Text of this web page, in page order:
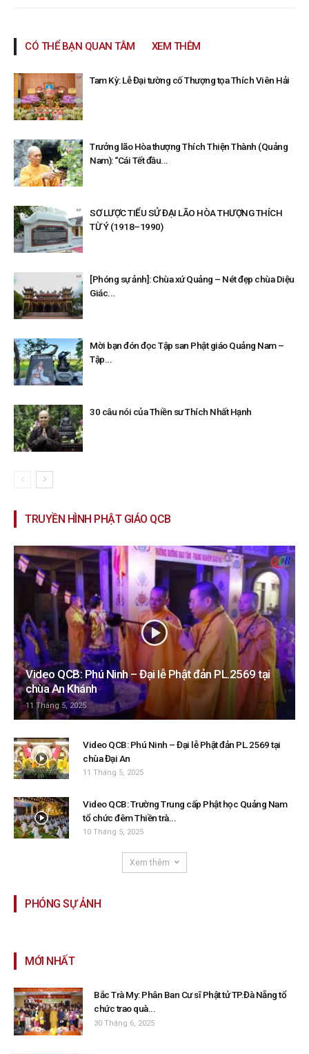
CÓ THỂ BẠN QUAN TÂM XEM THÊM
Tam Kỳ: Lễ Đại tường cố Thượng tọa Thích Viên Hải
Trưởng lão Hòa thượng Thích Thiện Thành (Quảng
Nam): “Cái Tết đầu...
SƠ LƯỢC TIỂU SỬ ĐẠI LÃO HÒA THƯỢNG THÍCH
TỪ Ý (1918–1990)
[Phóng sự ảnh]: Chùa xứ Quảng – Nét đẹp chùa Diệu
Giác...
Mời bạn đón đọc Tập san Phật giáo Quảng Nam –
Tập...
30 câu nói của Thiền sư Thích Nhất Hạnh
TRUYỀN HÌNH PHẬT GIÁO QCB
Video QCB: Phú Ninh – Đại lễ Phật đản PL.2569 tại
chùa An Khánh
11 Tháng 5, 2025
Video QCB: Phú Ninh – Đại lễ Phật đản PL.2569 tại
chùa Đại An
11 Tháng 5, 2025
Video QCB: Trường Trung cấp Phật học Quảng Nam
tổ chức đêm Thiền trà...
10 Tháng 5, 2025
Xem thêm
PHÓNG SỰ ẢNH
MỚI NHẤT
Bắc Trà My: Phân Ban Cư sĩ Phật tử TP.Đà Nẵng tổ
chức trao quà...
30 Tháng 6, 2025